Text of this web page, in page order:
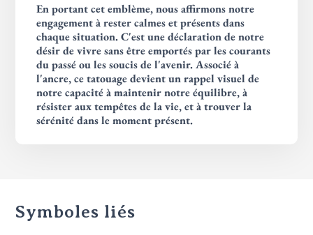
En portant cet emblème, nous affirmons notre
engagement à rester calmes et présents dans
chaque situation. C'est une déclaration de notre
désir de vivre sans être emportés par les courants
du passé ou les soucis de l'avenir. Associé à
l'ancre, ce tatouage devient un rappel visuel de
notre capacité à maintenir notre équilibre, à
résister aux tempêtes de la vie, et à trouver la
sérénité dans le moment présent.
Symboles liés